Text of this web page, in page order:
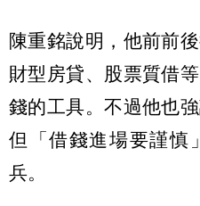
陳重銘說明，他前前
財型房貸、股票質借
錢的工具。不過他也
但「借錢進場要謹慎
兵。